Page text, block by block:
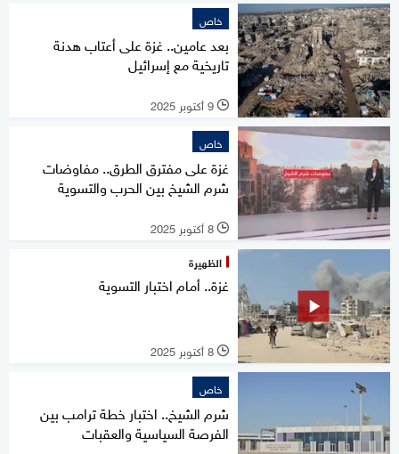
خاص
بعد عامين.. غزة على أعتاب هدنة
تاريخية مع إسرائيل
l 9 أكتوبر 2025
خاص
غزة على مفترق الطرق.. مفاوضات
شرم الشيخ بين الحرب والتسوية
l 8 أكتوبر 2025
الظهيرة
غزة.. أمام اختبار التسوية
l 8 أكتوبر 2025
خاص
شرم الشيخ.. اختبار خطة ترامب بين
الفرصة السياسية والعقبات